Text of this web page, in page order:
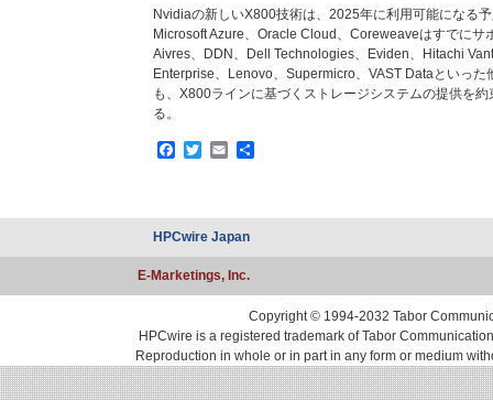
Nvidiaの新しいX800技術は、2025年に利用可能になる
Microsoft Azure、Oracle Cloud、Coreweaveはすでにサ
Aivres、DDN、Dell Technologies、Eviden、Hitachi
Enterprise、Lenovo、Supermicro、VAST Dataといった
も、X800ラインに基づくストレージシステムの提供を
る。
Facebook
TwitterEmail
共
HPCwire Japan
E-Marketings, Inc.
Copyright © 1994-2032 Tabor
HPCwire is a registered trademark of Tabor
Reproduction in whole or in part in any form or medium